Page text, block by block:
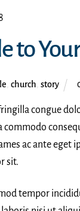
to
,church ,story
congue
ac ante eget
sit.
tempor